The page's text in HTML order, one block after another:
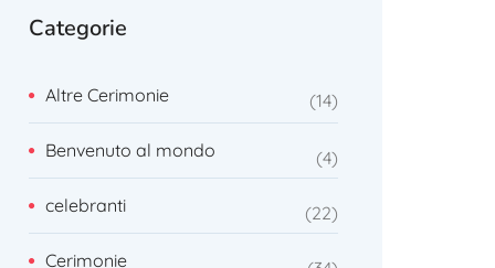
Categorie
Altre Cerimonie 14
Benvenuto al mondo 4
celebranti 22
Cerimonie